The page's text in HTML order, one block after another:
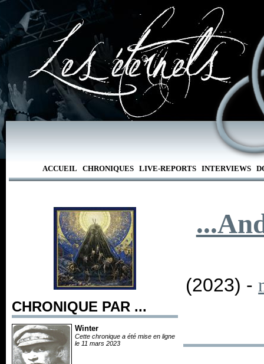
ACCUEIL CHRONIQUES LIVE-REPORTS INTERVIEWS
CHRONIQUE PAR ...
Winter
Cette chronique a été mise en ligne
le 11 mars 2023
(2023) -